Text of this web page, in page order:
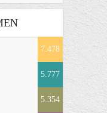
7.478
5.777
5.354